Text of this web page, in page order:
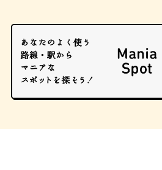
おでん